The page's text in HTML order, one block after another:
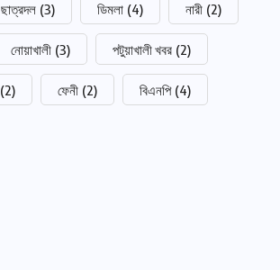
ছাত্রদল (3) ডিমলা (4) নারী (2)
নোয়াখালী (3) পটুয়াখালী খবর (2)
(2) ফেনী (2) বিএনপি (4)